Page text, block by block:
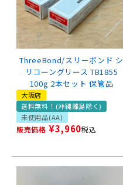
ThreeBond/スリーボンド シ
リコーングリース TB1855
100g 2本セット 保管品
大阪店
送料無料！(沖縄離島除く)
未使用品(AA)
販売価格 ¥3,960税込